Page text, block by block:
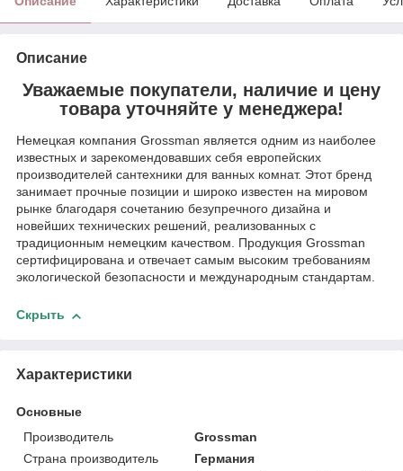
Описание
Уважаемые покупатели, наличие и цену
товара уточняйте у менеджера!
Немецкая компания Grossman является одним из наиболее
известных и зарекомендовавших себя европейских
производителей сантехники для ванных комнат. Этот бренд
занимает прочные позиции и широко известен на мировом
рынке благодаря сочетанию безупречного дизайна и
новейших технических решений, реализованных с
традиционным немецким качеством. Продукция Grossman
сертифицирована и отвечает самым высоким требованиям
экологической безопасности и международным стандартам.
Скрыть
Характеристики
Основные
Производитель
Grossman
Страна производитель
Германия